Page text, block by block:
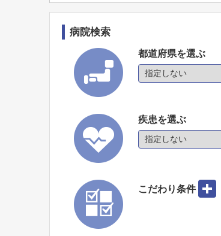
病院検索
都道府県を選ぶ
疾患を選ぶ
こだわり条件